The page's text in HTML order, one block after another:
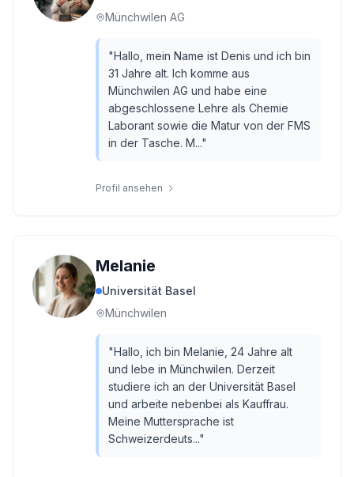
Münchwilen AG
"Hallo, mein Name ist Denis und ich bin
31 Jahre alt. Ich komme aus
Münchwilen AG und habe eine
abgeschlossene Lehre als Chemie
Laborant sowie die Matur von der FMS
in der Tasche. M..."
Profil ansehen
Melanie
Universität Basel
Münchwilen
"Hallo, ich bin Melanie, 24 Jahre alt
und lebe in Münchwilen. Derzeit
studiere ich an der Universität Basel
und arbeite nebenbei als Kauffrau.
Meine Muttersprache ist
Schweizerdeuts..."